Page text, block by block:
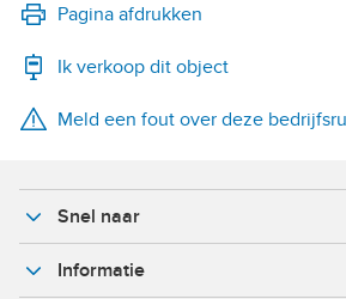
LinkedIn
WhatsApp
X
Pagina afdrukken
Ik verkoop dit object
Meld een fout over deze
Snel naar
Informatie